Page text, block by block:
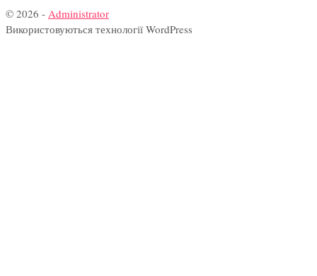
© 2026 - Administrator
Використовуються технології WordPress